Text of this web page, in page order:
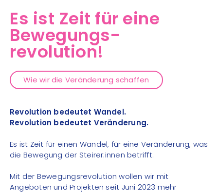
Es ist Zeit für eine
Bewegungs-
revolution!
Wie wir die Veränderung schaffen
Revolution bedeutet Wandel.
Revolution bedeutet Veränderung.
Es ist Zeit für einen Wandel, für eine Veränderung, was
die Bewegung der Steirer:innen betrifft.
Mit der Bewegungsrevolution wollen wir mit
Angeboten und Projekten seit Juni 2023 mehr